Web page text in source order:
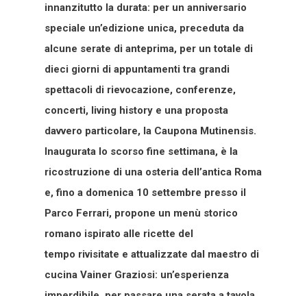
innanzitutto la durata: per un anniversario
speciale un’edizione unica, preceduta da
alcune serate di anteprima, per un totale di
dieci giorni di appuntamenti tra grandi
spettacoli di rievocazione, conferenze,
concerti, living history e una proposta
davvero particolare, la Caupona Mutinensis.
Inaugurata lo scorso fine settimana, è la
ricostruzione di una osteria dell’antica Roma
e, fino a domenica 10 settembre presso il
Parco Ferrari, propone un menù storico
romano ispirato alle ricette del
tempo rivisitate e attualizzate dal maestro di
cucina Vainer Graziosi: un’esperienza